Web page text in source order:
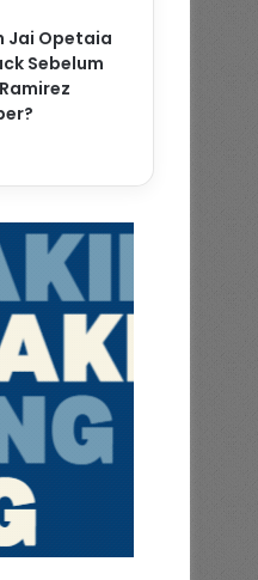
Jai Opetaia
Sebelum